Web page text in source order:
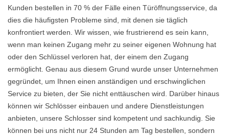
Kunden bestellen in 70 % der Fälle einen Türöffnungsservice, da
dies die häufigsten Probleme sind, mit denen sie täglich
konfrontiert werden. Wir wissen, wie frustrierend es sein kann,
wenn man keinen Zugang mehr zu seiner eigenen Wohnung hat
oder den Schlüssel verloren hat, der einem den Zugang
ermöglicht. Genau aus diesem Grund wurde unser Unternehmen
gegründet, um Ihnen einen anständigen und erschwinglichen
Service zu bieten, der Sie nicht enttäuschen wird. Darüber hinaus
können wir Schlösser einbauen und andere Dienstleistungen
anbieten, unsere Schlosser sind kompetent und sachkundig. Sie
können bei uns nicht nur 24 Stunden am Tag bestellen, sondern